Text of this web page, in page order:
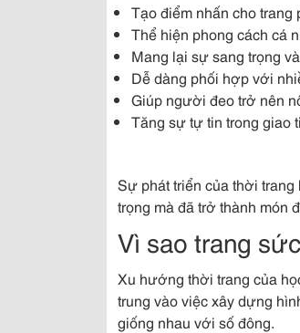
Tạo điểm nhấn cho trang
Thể hiện phong cách cá
Mang lại sự sang trọng
Dễ dàng phối hợp với
Giúp người đeo trở nên
Tăng sự tự tin trong giao
Sự phát triển của thời
trọng mà đã trở thành món
Vì sao trang
Xu hướng thời trang của
trung vào việc xây dựng
giống nhau với số đông.